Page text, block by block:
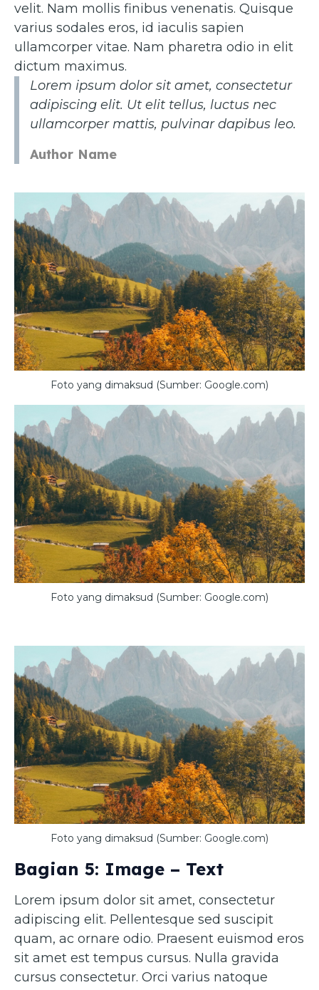
velit. Nam mollis finibus venenatis. Quisque
varius sodales eros, id iaculis sapien
ullamcorper vitae. Nam pharetra odio in elit
dictum maximus.
Lorem ipsum dolor sit amet, consectetur
adipiscing elit. Ut elit tellus, luctus nec
ullamcorper mattis, pulvinar dapibus leo.
Author Name
Foto yang dimaksud (Sumber: Google.com)
Foto yang dimaksud (Sumber: Google.com)
Foto yang dimaksud (Sumber: Google.com)
Bagian 5: Image – Text
Lorem ipsum dolor sit amet, consectetur
adipiscing elit. Pellentesque sed suscipit
quam, ac ornare odio. Praesent euismod eros
sit amet est tempus cursus. Nulla gravida
cursus consectetur. Orci varius natoque